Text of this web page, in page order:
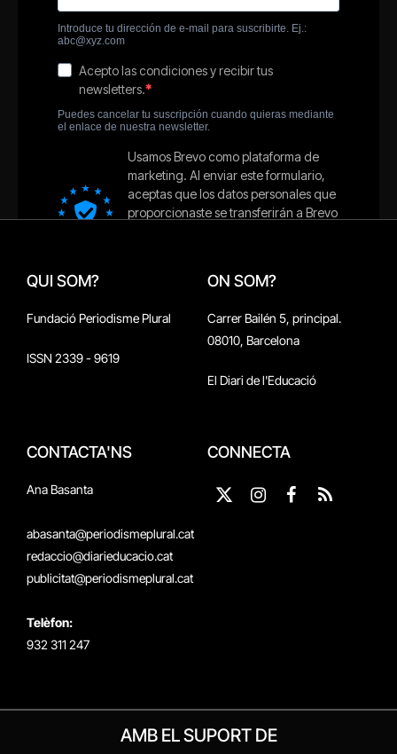
QUI SOM?
Fundació Periodisme Plural
ISSN 2339 - 9619
ON SOM?
Carrer Bailén 5, principal.
08010, Barcelona
El Diari de l'Educació
CONTACTA'NS
Ana Basanta
abasanta@periodismeplural.cat
redaccio@diarieducacio.cat
publicitat@periodismeplural.cat
Telèfon:
932 311 247
CONNECTA
X
Instagram
Facebook
RSS
AMB EL SUPORT DE